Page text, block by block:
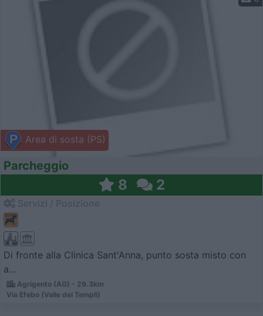
Area di sosta (PS)
Parcheggio
8 2
Di fronte alla Clinica Sant'Anna, punto sosta misto con
a...
Agrigento (AG) - 29.3km
Via Efebo (Valle dei Templi)